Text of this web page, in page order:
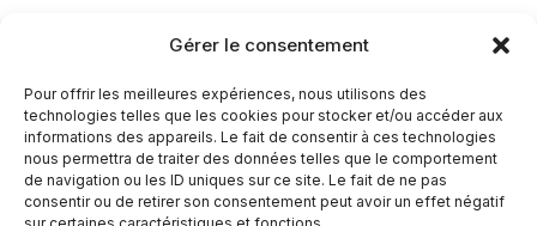
Gérer le consentement
Pour offrir les meilleures expériences, nous utilisons des
technologies telles que les cookies pour stocker et/ou accéder aux
informations des appareils. Le fait de consentir à ces technologies
nous permettra de traiter des données telles que le comportement
de navigation ou les ID uniques sur ce site. Le fait de ne pas
consentir ou de retirer son consentement peut avoir un effet négatif
À propos
Mentions légales
Politique de confidentialité
Politique de cookies